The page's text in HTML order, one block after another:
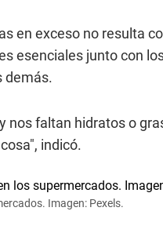
en exceso no resulta
esenciales junto con
demás.
nos faltan hidratos o
indicó.
Imagen: Pexels.